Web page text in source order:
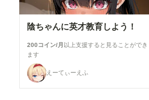
陰ちゃんに英才教育しよう！
200コイン/月 以上支援すると見ることができ
ます
えーてぃーえふ